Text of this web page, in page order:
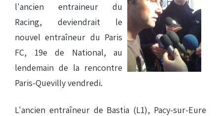
l'ancien entraineur du
Racing, deviendrait le
nouvel entraîneur du Paris
FC, 19e de National, au
lendemain de la rencontre
Paris-Quevilly vendredi.
L'ancien entraîneur de Bastia (L1), Pacy-sur-Eure